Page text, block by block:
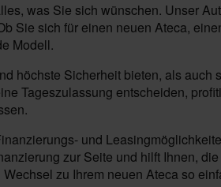
was Sie sich wünschen. Unser
Sie sich für einen neuen Ateca,
Modell.
höchste Sicherheit bieten, als auch
Tageszulassung entscheiden,
und
zur Seite und hilft Ihnen,
zu Ihrem neuen Ateca so